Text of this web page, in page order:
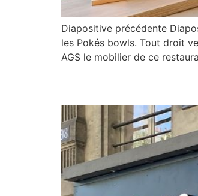
Diapositive précédente
les Pokés bowls. Tout droit
AGS le mobilier de ce